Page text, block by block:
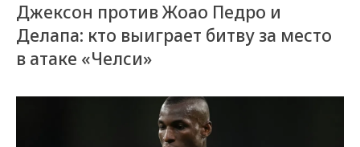
Джексон против Жоао Педро и
Делапа: кто выиграет битву за место
в атаке «Челси»